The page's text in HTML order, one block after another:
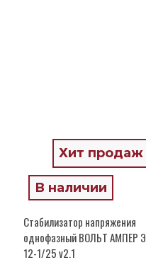
Хит продаж
В наличии
Стабилизатор напряжения
однофазный ВОЛЬТ АМПЕР Э
12-1/25 v2.1